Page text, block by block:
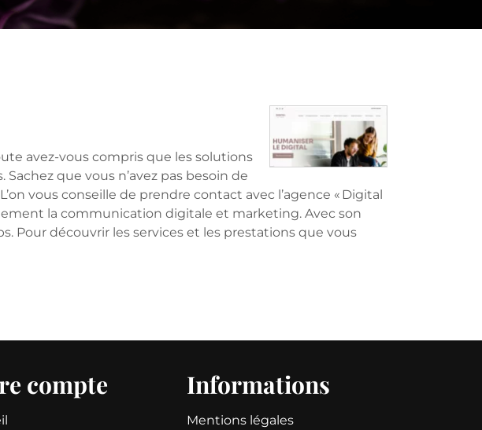
avez-vous compris que les solutions
que vous n’avez pas besoin de
vous conseille de prendre contact avec l’agence « Digital
la communication digitale et marketing. Avec son
Pour découvrir les services et les prestations que vous
compte Informations
Mentions légales